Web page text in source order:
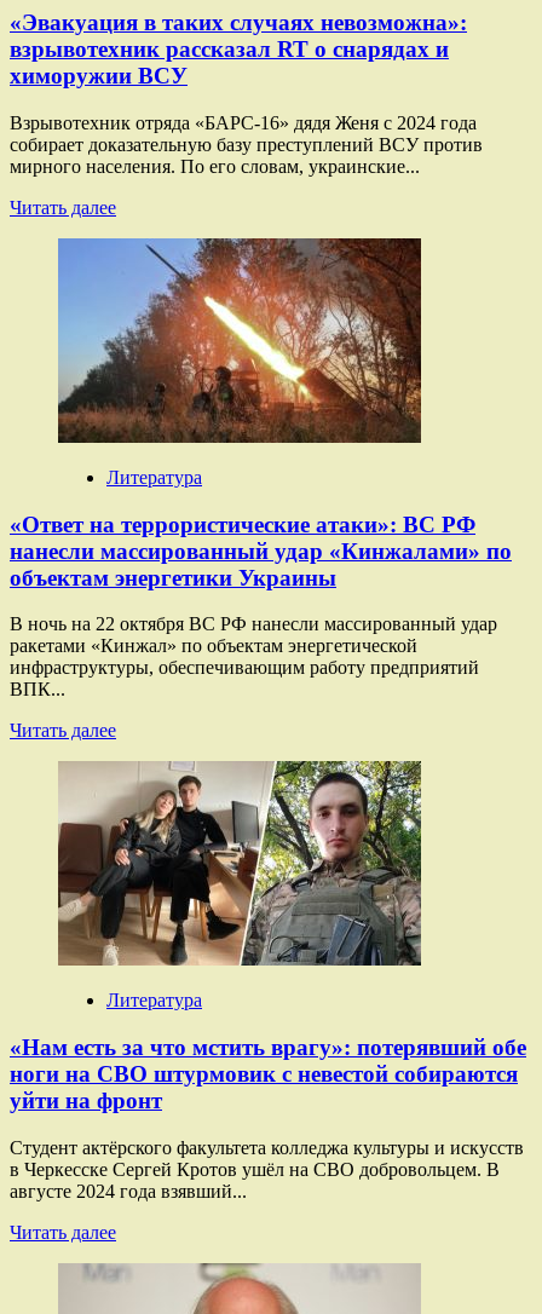
ситуация
в
зоне
«Эвакуация в таких случаях невозможна»:
взрывотехник рассказал RT о снарядах и
химоружии ВСУ
Взрывотехник отряда «БАРС-16» дядя Женя с 2024 года
собирает доказательную базу преступлений ВСУ против
мирного населения. По его словам, украинские...
Читать далееПрочитать
«Эвакуация
таких
случаях
невозможна»:
взрывотехник
рассказал
RT
о
снарядах
и
ВСУ
Литература
«Ответ на террористические атаки»: ВС РФ
нанесли массированный удар «Кинжалами» по
объектам энергетики Украины
В ночь на 22 октября ВС РФ нанесли массированный удар
ракетами «Кинжал» по объектам энергетической
инфраструктуры, обеспечивающим работу предприятий
ВПК...
Читать далееПрочитать
«Ответ
на
террористические
атаки»:
ВС
РФ
нанесли
массированный
удар
«Кинжалами»
по
энергетики
Украины
Литература
«Нам есть за что мстить врагу»: потерявший обе
ноги на СВО штурмовик с невестой собираются
уйти на фронт
Студент актёрского факультета колледжа культуры и искусств
в Черкесске Сергей Кротов ушёл на СВО добровольцем. В
августе 2024 года взявший...
Читать далееПрочитать
о